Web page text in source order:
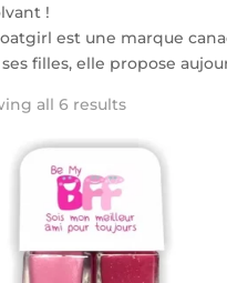
!
est une marque
filles, elle propose
all 6 results